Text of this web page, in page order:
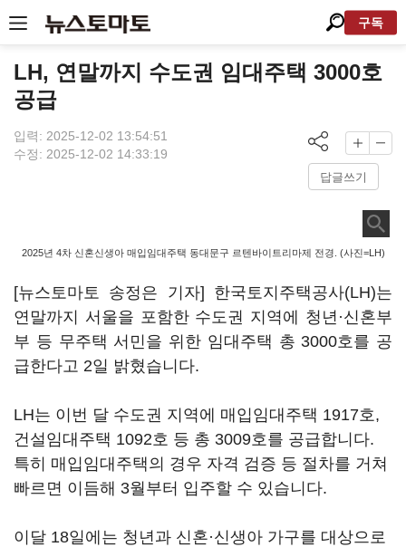
구독
LH, 연말까지 수도권 임대주택 3000호
공급
입력: 2025-12-02 13:54:51
수정: 2025-12-02 14:33:19
답글쓰기
2025년 4차 신혼신생아 매입임대주택 동대문구 르텐바이트리마제 전경. (사진=LH)
[뉴스토마토 송정은 기자] 한국토지주택공사(LH)는
연말까지 서울을 포함한 수도권 지역에 청년·신혼부
부 등 무주택 서민을 위한 임대주택 총 3000호를 공
급한다고 2일 밝혔습니다.
LH는 이번 달 수도권 지역에 매입임대주택 1917호,
건설임대주택 1092호 등 총 3009호를 공급합니다.
특히 매입임대주택의 경우 자격 검증 등 절차를 거쳐
빠르면 이듬해 3월부터 입주할 수 있습니다.
이달 18일에는 청년과 신혼·신생아 가구를 대상으로